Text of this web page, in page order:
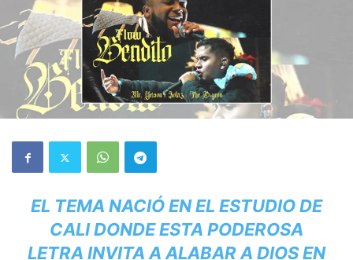
EL TEMA NACIÓ EN EL ESTUDIO DE
CALI DONDE ESTA PODEROSA
LETRA INVITA A ALABAR A DIOS EN